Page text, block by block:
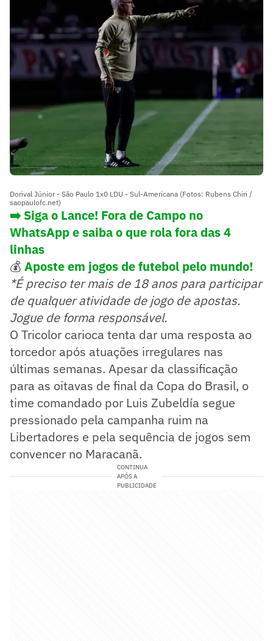
Dorival Júnior - São Paulo 1x0 LDU - Sul-Americana (Fotos: Rubens Chiri /
saopaulofc.net)
➡️ Siga o Lance! Fora de Campo no
WhatsApp e saiba o que rola fora das 4
linhas
💰 Aposte em jogos de futebol pelo mundo!
*É preciso ter mais de 18 anos para participar
de qualquer atividade de jogo de apostas.
Jogue de forma responsável.
O Tricolor carioca tenta dar uma resposta ao
torcedor após atuações irregulares nas
últimas semanas. Apesar da classificação
para as oitavas de final da Copa do Brasil, o
time comandado por Luis Zubeldía segue
pressionado pela campanha ruim na
Libertadores e pela sequência de jogos sem
convencer no Maracanã.
CONTINUA
APÓS A
PUBLICIDADE